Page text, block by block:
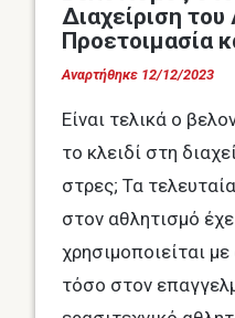
Διαχείριση
Προετοιμασία
Αναρτήθηκε 12/12/2023
Είναι τελικά ο
το κλειδί στη
στρες; Τα
στον αθλητισμό
χρησιμοποιείται
τόσο στον